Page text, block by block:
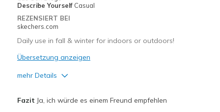
Sizing
View On Shoes
I'm Into Shoes
Describe Yourself Casual
REZENSIERT BEI
skechers.com
Daily use in fall & winter for indoors or outdoors!
Übersetzung anzeigen
mehr Details
Fazit Ja, ich würde es einem Freund empfehlen